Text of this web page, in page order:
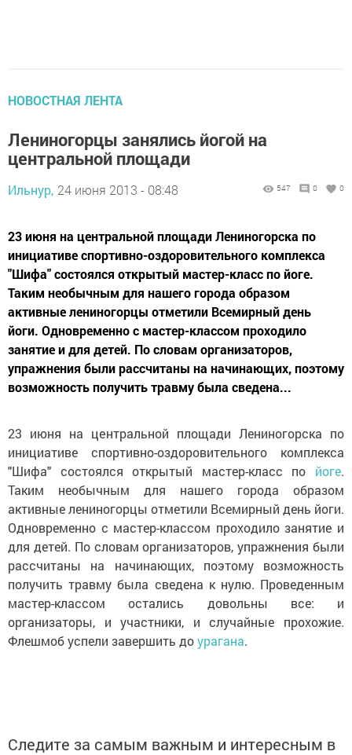
НОВОСТНАЯ ЛЕНТА
Лениногорцы занялись йогой на
центральной площади
Ильнур, 24 июня 2013 - 08:48 547 0 0
23 июня на центральной площади Лениногорска по
инициативе спортивно-оздоровительного комплекса
"Шифа" состоялся открытый мастер-класс по йоге.
Таким необычным для нашего города образом
активные лениногорцы отметили Всемирный день
йоги. Одновременно с мастер-классом проходило
занятие и для детей. По словам организаторов,
упражнения были рассчитаны на начинающих, поэтому
возможность получить травму была сведена...
23 июня на центральной площади Лениногорска по
инициативе спортивно-оздоровительного комплекса
"Шифа" состоялся открытый мастер-класс по йоге.
Таким необычным для нашего города образом
активные лениногорцы отметили Всемирный день йоги.
Одновременно с мастер-классом проходило занятие и
для детей. По словам организаторов, упражнения были
рассчитаны на начинающих, поэтому возможность
получить травму была сведена к нулю. Проведенным
мастер-классом остались довольны все: и
организаторы, и участники, и случайные прохожие.
Флешмоб успели завершить доурагана.
Следите за самым важным и интересным в